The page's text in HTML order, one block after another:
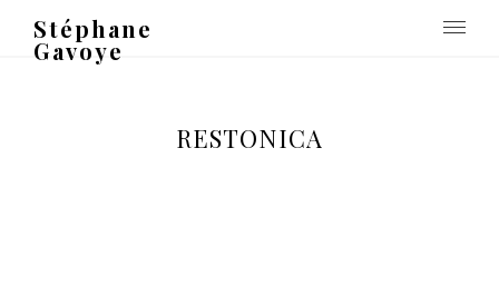
Stéphane
Gavoye
RESTONICA